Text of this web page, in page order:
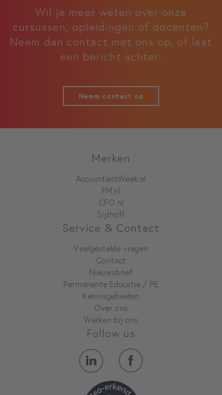
Wil je meer weten over onze
cursussen, opleidingen of docenten?
Neem dan contact met ons op, of laat
een bericht achter.
Neem contact op
Merken
AccountantWeek.nl
FM.nl
CFO.nl
Sijthoff
Service & Contact
Veelgestelde vragen
Contact
Nieuwsbrief
Permanente Educatie / PE
Kennisgebieden
Over ons
Werken bij ons
Follow us